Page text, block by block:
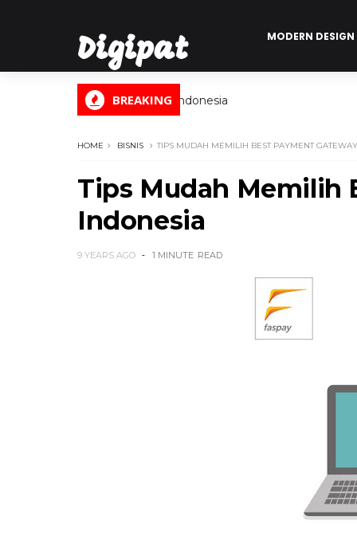
Digipat
Digital Informasi Indonesia
MODERN DESIGN
BREAKING
HOME BISNIS TIPS MUDAH MEMILIH BEST PAYMENT
Tips Mudah Memilih
Indonesia
9 YEARS AGO 1 MINUTE READ